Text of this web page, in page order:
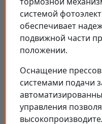
системой
обеспечивает
подвижной части
положении.
Оснащение
системами подачи
управления